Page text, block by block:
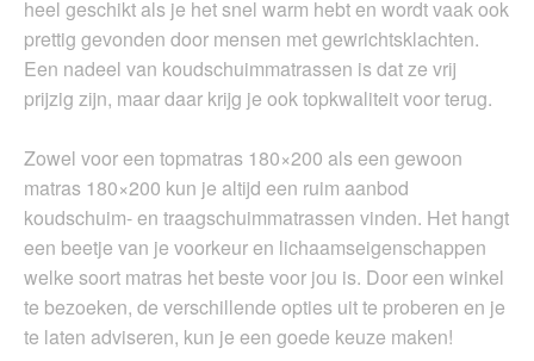
heel geschikt als je het snel warm hebt en wordt vaak ook
prettig gevonden door mensen met gewrichtsklachten.
Een nadeel van koudschuimmatrassen is dat ze vrij
prijzig zijn, maar daar krijg je ook topkwaliteit voor terug.
Zowel voor een topmatras 180×200 als een gewoon
matras 180×200 kun je altijd een ruim aanbod
koudschuim- en traagschuimmatrassen vinden. Het hangt
een beetje van je voorkeur en lichaamseigenschappen
welke soort matras het beste voor jou is. Door een winkel
te bezoeken, de verschillende opties uit te proberen en je
te laten adviseren, kun je een goede keuze maken!